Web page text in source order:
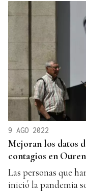
9 AGO 2022
Mejoran los datos
contagios en
Las personas que
inició la pandemia